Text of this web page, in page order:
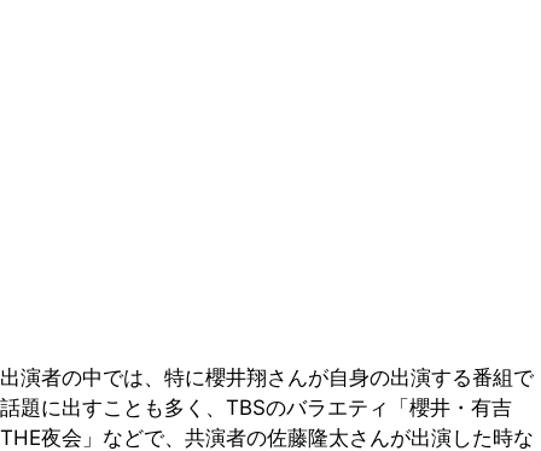
出演者の中では、特に櫻井翔さんが自身の出演する番組で
話題に出すことも多く、TBSのバラエティ「櫻井・有吉
THE夜会」などで、共演者の佐藤隆太さんが出演した時な